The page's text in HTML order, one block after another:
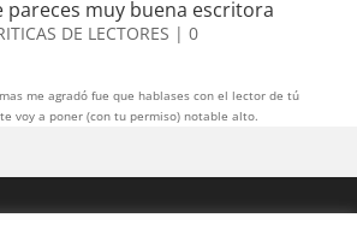
pareces muy buena escritora
DE LECTORES | 0
me agradó fue que hablases con el lector de tú
voy a poner (con tu permiso) notable alto.